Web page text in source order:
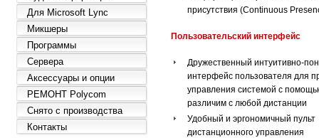
Для Microsoft Lync
Микшеры
Программы
Сервера
Аксессуары и опции
РЕМОНТ Polycom
Снято с производства
Контакты
присутствия (Continuous
Пользовательский интерфейс
Дружественный интуитивно-
интерфейс пользователя для
управления системой с
различим с любой дистанции
Удобный и эргономичный пульт
дистанционного управления